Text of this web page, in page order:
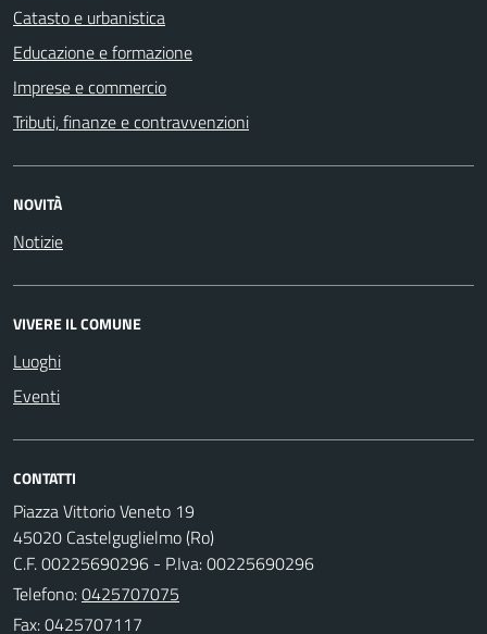
Catasto e urbanistica
Educazione e formazione
Imprese e commercio
Tributi, finanze e contravvenzioni
NOVITÀ
Notizie
VIVERE IL COMUNE
Luoghi
Eventi
CONTATTI
Piazza Vittorio Veneto 19
45020 Castelguglielmo (Ro)
C.F. 00225690296 - P.Iva: 00225690296
Telefono:0425707075
Fax: 0425707117